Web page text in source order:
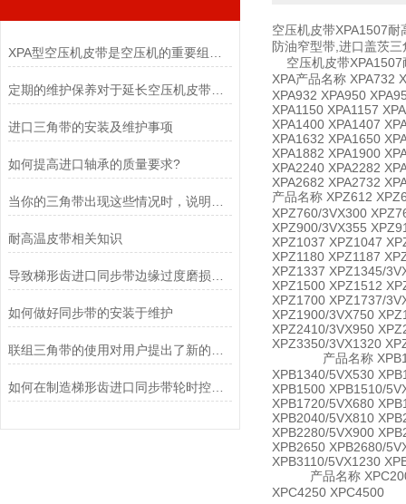
进口三角带的安装及维护事项
如何提高进口轴承的质量要求?
耐高温皮带相关知识
如何做好同步带的安装于维护
如何在制造梯形齿进口同步带轮时控制好节距误差？
空压机皮带XPA1507
防油窄型带,进口盖茨
空压机皮带XPA1507
XPA产品名称 XPA732
XPA932 XPA950
XPA1150 XPA1157
XPA1400 XPA1407
XPA1632 XPA1650
XPA1882 XPA1900
XPA2240 XPA2282
XPA2682 XPA2732
产品名称 XPZ612
XPZ760/3VX300
XPZ900/3VX355
XPZ1037 XPZ1047
XPZ1180 XPZ1187
XPZ1337 XPZ1345/
XPZ1500 XPZ1512
XPZ1700 XPZ1737/
XPZ1900/3VX750
XPZ2410/3VX950
XPZ3350/3VX1320
产品名称 XPB1130/
XPB1340/5VX530
XPB1500 XPB1510/
XPB1720/5VX680
XPB2040/5VX810
XPB2280/5VX900
XPB2650 XPB2680/
XPB3110/5VX1230
产品名称 XPC2000
XPC4250 XPC4500